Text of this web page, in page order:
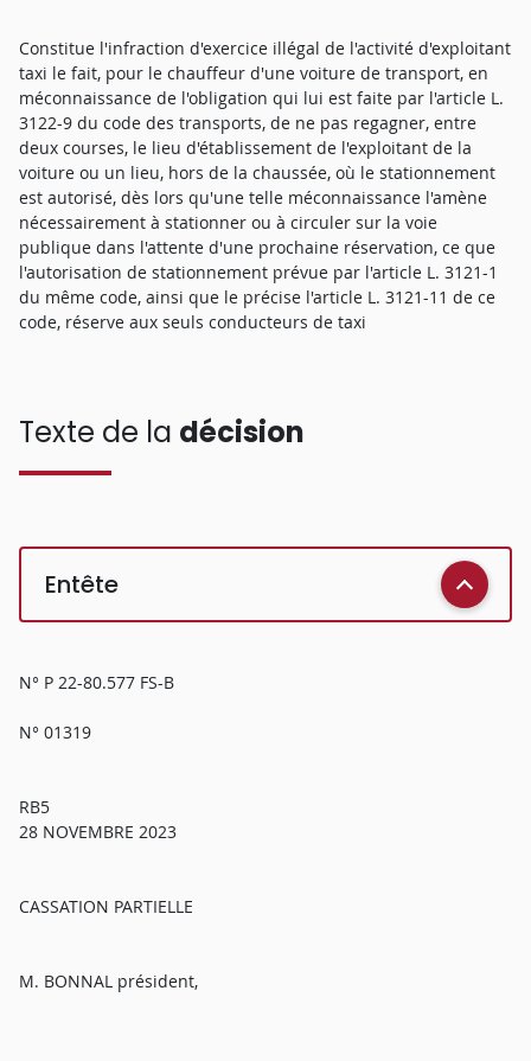
Constitue l'infraction d'exercice illégal de l'activité d'exploitant
taxi le fait, pour le chauffeur d'une voiture de transport, en
méconnaissance de l'obligation qui lui est faite par l'article L.
3122-9 du code des transports, de ne pas regagner, entre
deux courses, le lieu d'établissement de l'exploitant de la
voiture ou un lieu, hors de la chaussée, où le stationnement
est autorisé, dès lors qu'une telle méconnaissance l'amène
nécessairement à stationner ou à circuler sur la voie
publique dans l'attente d'une prochaine réservation, ce que
l'autorisation de stationnement prévue par l'article L. 3121-1
du même code, ainsi que le précise l'article L. 3121-11 de ce
code, réserve aux seuls conducteurs de taxi
Texte de la décision
Entête
N° P 22-80.577 FS-B
N° 01319
RB5
28 NOVEMBRE 2023
CASSATION PARTIELLE
M. BONNAL président,